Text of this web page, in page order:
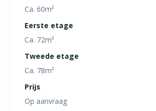
Ca. 60m²
Eerste etage
Ca. 72m²
Tweede etage
Ca. 78m²
Prijs
Op aanvraag